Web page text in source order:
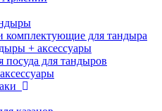
комплектующие для тандыра
+ аксессуары
посуда для тандыров